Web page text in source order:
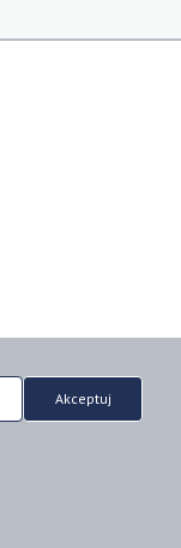
Akceptuj